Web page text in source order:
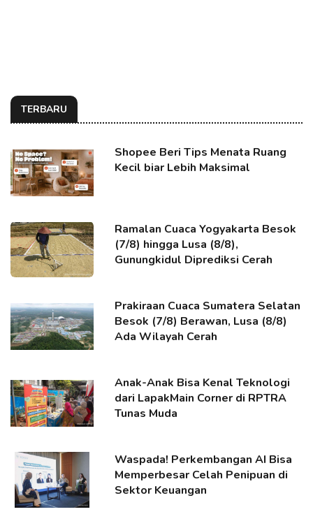
TERBARU
Shopee Beri Tips Menata Ruang
Kecil biar Lebih Maksimal
Ramalan Cuaca Yogyakarta Besok
(7/8) hingga Lusa (8/8),
Gunungkidul Diprediksi Cerah
Prakiraan Cuaca Sumatera Selatan
Besok (7/8) Berawan, Lusa (8/8)
Ada Wilayah Cerah
Anak-Anak Bisa Kenal Teknologi
dari LapakMain Corner di RPTRA
Tunas Muda
Waspada! Perkembangan AI Bisa
Memperbesar Celah Penipuan di
Sektor Keuangan